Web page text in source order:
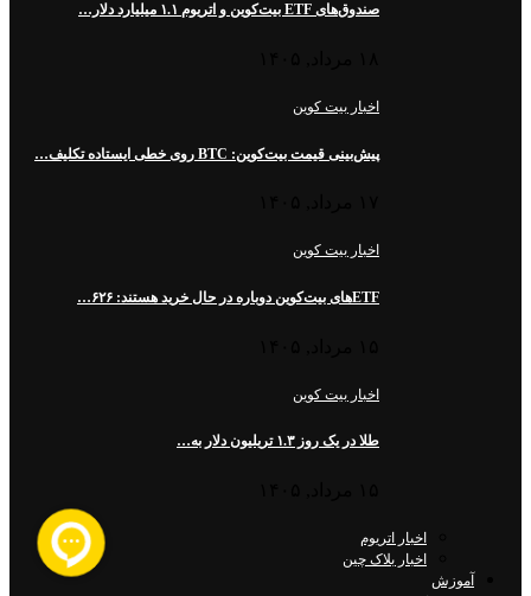
صندوق‌های ETF بیت‌کوین و اتریوم ۱.۱ میلیارد دلار…
اخبار بیت کوین
پیش‌بینی قیمت بیت‌کوین: BTC روی خطی ایستاده تکلیف…
اخبار بیت کوین
ETFهای بیت‌کوین دوباره در حال خرید هستند: ۶۲۶…
اخبار بیت کوین
طلا در یک روز ۱.۳ تریلیون دلار به…
اخبار اتریوم
اخبار بلاک چین
آموزش